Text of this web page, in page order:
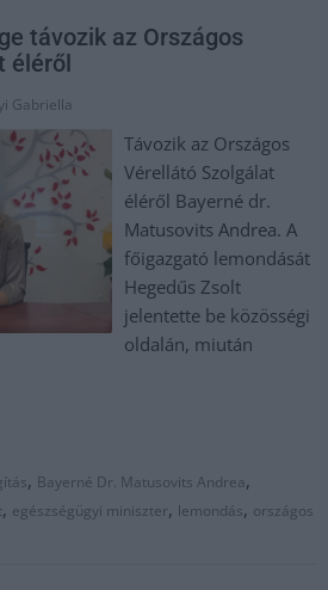
távozik az Országos
éléről
Gabriella
Távozik az Országos
Vérellátó Szolgálat
éléről Bayerné dr.
Matusovits Andrea. A
főigazgató lemondását
Hegedűs Zsolt
jelentette be közösségi
oldalán, miután
, Bayerné Dr. Matusovits Andrea,
, egészségügyi miniszter, lemondás, országos